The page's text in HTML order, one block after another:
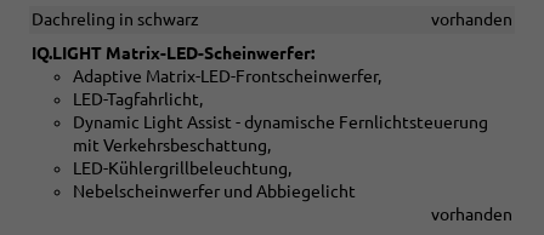
Dachreling in schwarz
vorhanden
IQ.LIGHT Matrix-LED-Scheinwerfer:
Adaptive Matrix-LED-Frontscheinwerfer,
LED-Tagfahrlicht,
Dynamic Light Assist - dynamische Fernlichtsteuerung
mit Verkehrsbeschattung,
LED-Kühlergrillbeleuchtung,
Nebelscheinwerfer und Abbiegelicht
vorhanden